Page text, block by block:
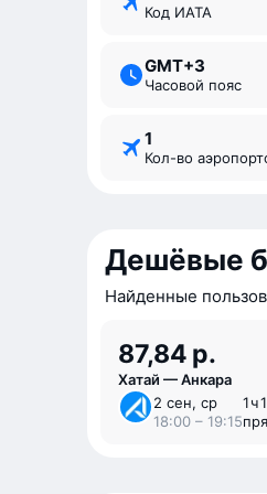
Код ИАТА
GMT+3
Часовой пояс
1
Кол-во
Дешёвые
Найденные
87,84 р.
Хатай — Анкара
2 сен, ср
18:00 – 19:15
1 ⁠ч